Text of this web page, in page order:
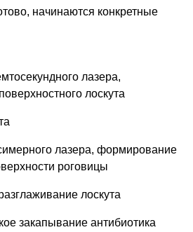
начинаются конкретные
лазера,
лоскута
лазера, формирование
роговицы
лоскута
закапывание антибиотика